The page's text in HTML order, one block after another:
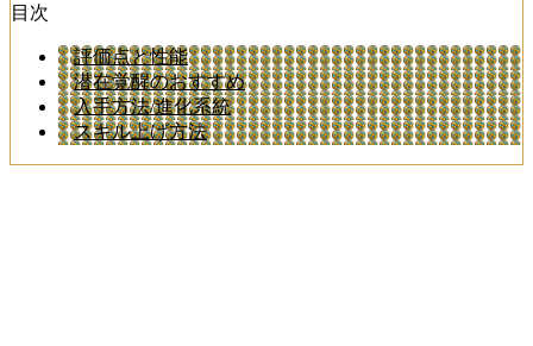
目次
評価点と性能
潜在覚醒のおすすめ
入手方法/進化系統
スキル上げ方法